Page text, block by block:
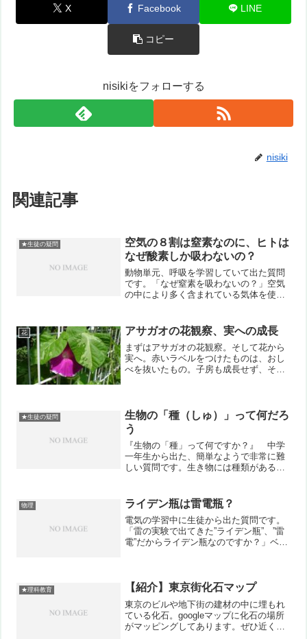
X Facebook LINE
コピー
nisikiをフォローする
nisiki
関連記事
★生徒の疑問
空気の８割は窒素なのに、ヒトは
なぜ酸素しか吸わないの？
動物単元、呼吸を学習していて出た質問
です。「なぜ窒素を吸わないの？」空気
の中により多く含まれている気体を使わ
とても新鮮に感じました。改めて考える
と、逆になぜ酸素を吸う必...
花 アサガオの花観察、実への成長
まずはアサガオの花観察。そして花から
実へ。赤いラベルをつけたものは、おし
べを抜いたもの。子房も成長せず、その
★生徒の疑問
生物の「種（しゅ）」って何だろ
う
『生物の「種」って何ですか？』 中学
一年生から出た、簡単なようで非常に難
しい質問です。生き物には種類がある。
ンポポ。それぞれ別々の種です。実はそ
の区別はとても難しいのです...
物理 ライデン瓶は雷電瓶？
電気の学習中に生徒から出た質問です。
「雷の実験で出てきた”ライデン瓶”、”雷
電”だからライデン瓶なのですか？」ベン
の”ライデン瓶”の...
★理科教育 【紹介】東京街化石マップ
東京のビルや地下街の建材の中に埋もれ
ている化石。googleマップに化石の場所
がマッピングしてあります。ぜひ近くに